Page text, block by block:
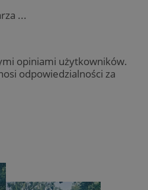
...
opiniami użytkowników.
odpowiedzialności za